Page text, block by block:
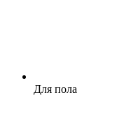
Для пола